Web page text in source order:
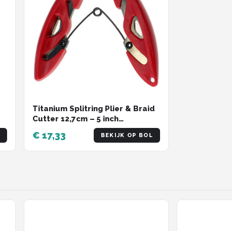
Titanium Splitring Plier & Braid
Cutter 12,7cm – 5 inch
€ 17,33 BEKIJK OP BOL